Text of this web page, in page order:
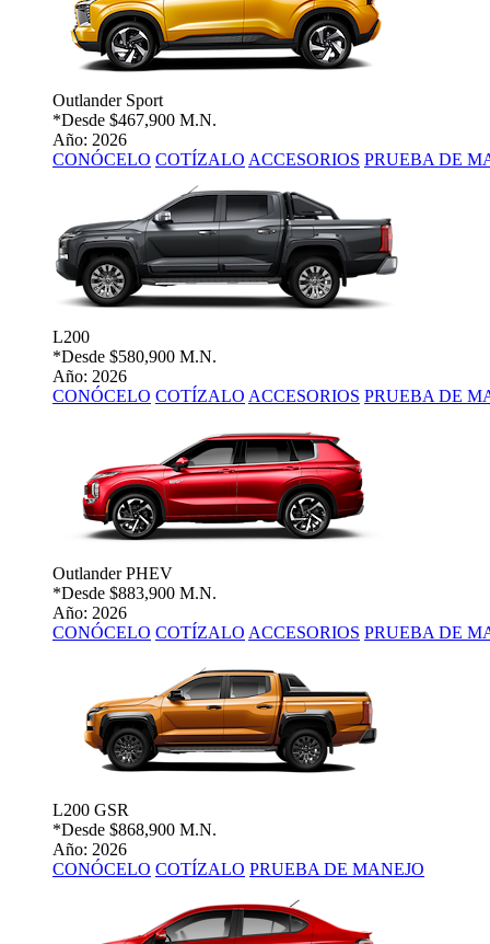
Outlander Sport
*Desde $467,900 M.N.
Año: 2026
CONÓCELO COTÍZALO ACCESORIOS PRUEBA DE
L200
*Desde $580,900 M.N.
Año: 2026
CONÓCELO COTÍZALO ACCESORIOS PRUEBA DE
Outlander PHEV
*Desde $883,900 M.N.
Año: 2026
CONÓCELO COTÍZALO ACCESORIOS PRUEBA DE
L200 GSR
*Desde $868,900 M.N.
Año: 2026
CONÓCELO COTÍZALO PRUEBA DE MANEJO